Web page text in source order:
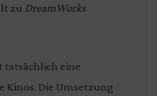
zu DreamWorks
tatsächlich eine
Kinos. Die Umsetzung